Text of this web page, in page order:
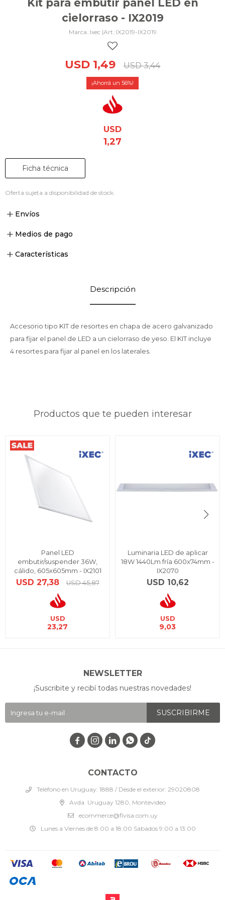
Kit para embutir panel LED en
cielorraso - IX2019
Ixec | IX2019-IX2019
USD 1,49 USD 3,44
56
USD
1,27
Ficha técnica
Oferta sujeta a disponibilidad de stock.
Envíos
Medios de pago
Características
Descripción
Accesorio tipo KIT de resortes en chapa de acero galvanizado
para fijar el panel de LED a un cielorraso de yeso. El KIT incluye
4 resortes para fijar al panel en los laterales.
Productos que te pueden interesar
Panel LED
embutir/suspender 36W,
cálido, 605x605mm - IX2101
USD 27,38 USD 45,87
USD
23,27
Luminaria LED de aplicar
18W 1440Lm fría 600x74mm -
IX2070
USD 10,62
USD
9,03
CONTACTO
Teléfono en Uruguay: 1888 / Desde el exterior: 29020808
Avda. Uruguay 1280, Montevideo
ecommerce@fivisa.com.uy
Lunes a Viernes de 8:00 a 18:00 Sábados 9:00 a 13:00
NEWSLETTER
¡Suscribite y recibí todas nuestras novedades!
SUSCRIBIRME
   